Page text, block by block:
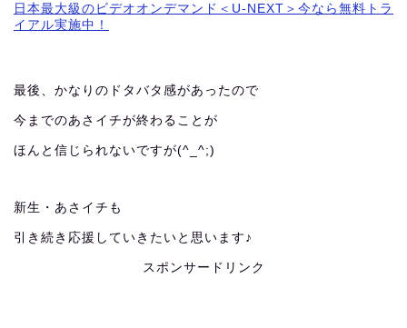
日本最大級のビデオオンデマンド＜U-NEXT＞今なら無料トラ
イアル実施中！
最後、かなりのドタバタ感があったので
今までのあさイチが終わることが
ほんと信じられないですが(^_^;)
新生・あさイチも
引き続き応援していきたいと思います♪
スポンサードリンク